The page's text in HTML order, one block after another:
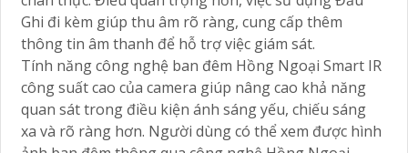
Ghi đi kèm giúp thu âm rõ ràng, cung cấp thêm
thông tin âm thanh để hỗ trợ việc giám sát.
Tính năng công nghệ ban đêm Hồng Ngoại Smart IR
công suất cao của camera giúp nâng cao khả năng
quan sát trong điều kiện ánh sáng yếu, chiếu sáng
xa và rõ ràng hơn. Người dùng có thể xem được hình